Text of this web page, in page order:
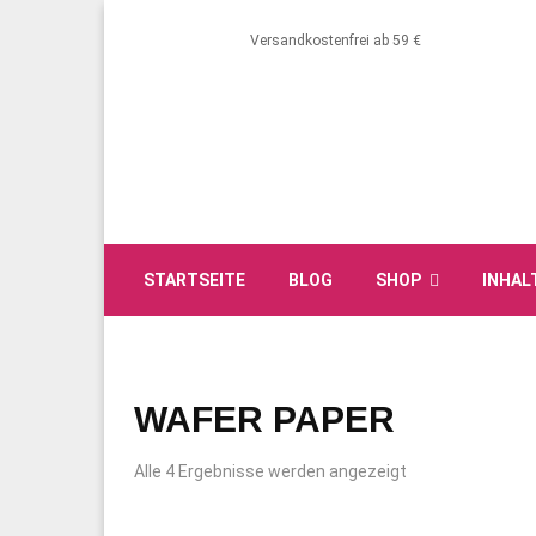
Versandkostenfrei ab 59 €
STARTSEITE BLOG SHOP
WAFER PAPER
Alle 4 Ergebnisse werden angezeigt